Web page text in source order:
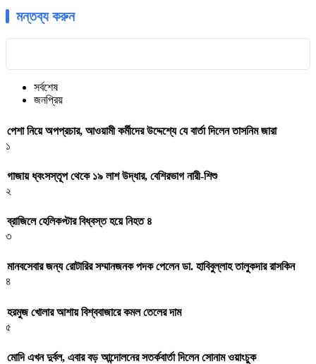
মন্তব্য করুন
সর্বশেষ
জনপ্রিয়
পেশা নিয়ে অপপ্রচার, আওয়ামী কর্মীদের উদ্দেশ্যে যে বার্তা দিলেন তাসনিম জারা
১
গাজায় ধ্বংসস্তূপ থেকে ১৯ লাশ উদ্ধার, বেশিরভাগ নারী-শিশু
২
ব্রাজিলে হেলিকপ্টার বিধ্বস্ত হয়ে নিহত ৪
৩
মানবসেবার জন্য রোটারির সম্মানজনক পদক পেলেন ডা. হাবিবুল্লাহ তালুকদার রাসকিন
৪
হরমুজ খোলার আশায় বিশ্ববাজারে কমল তেলের দাম
৫
মোদি এখন দুর্বল, এবার বড় আন্দোলনের সতর্কবার্তা দিলেন সোনাম ওয়াংচুক